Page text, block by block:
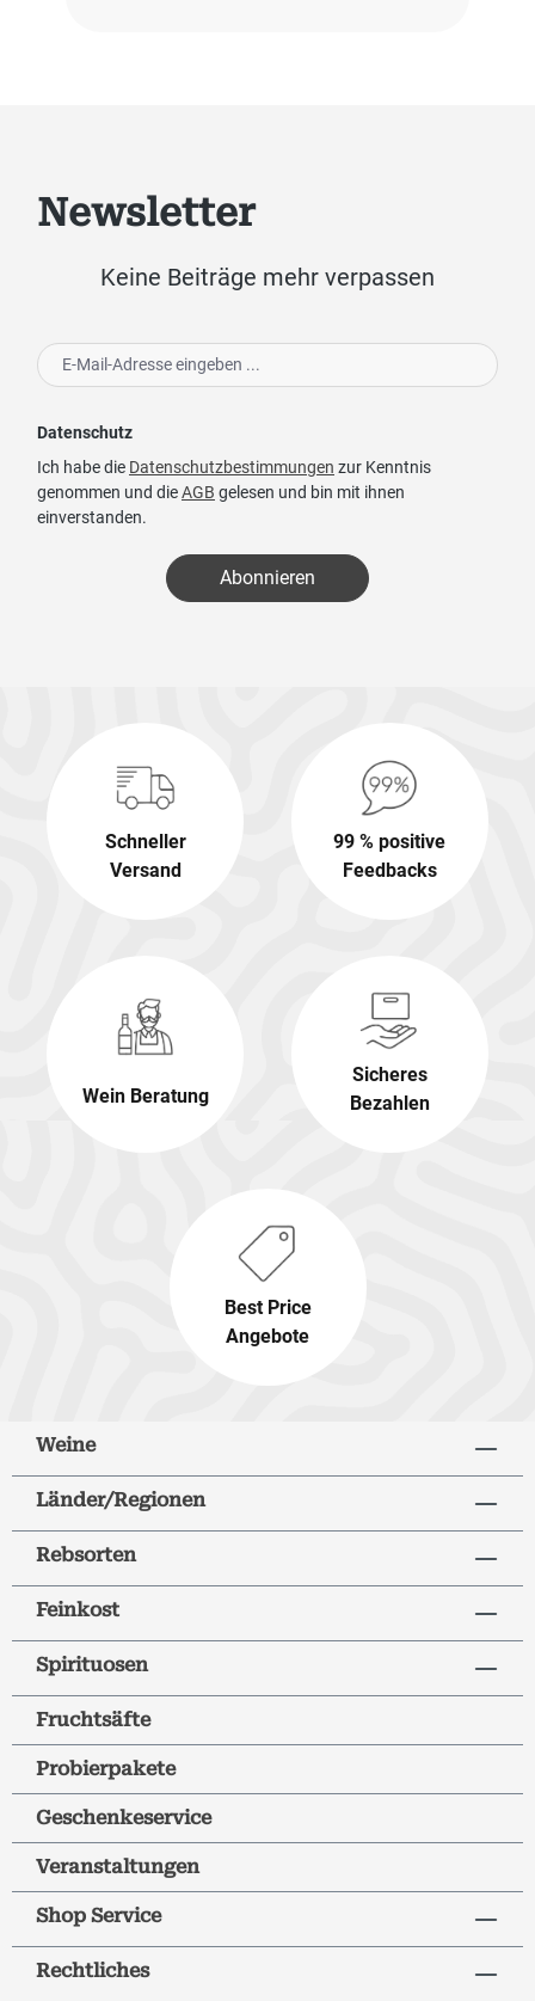
Newsletter
Keine Beiträge mehr verpassen
Datenschutz
Ich habe die Datenschutzbestimmungen zur Kenntnis
genommen und dieAGB gelesen und bin mit ihnen
einverstanden.
Abonnieren
Schneller
Versand
99 % positive
Feedbacks
Wein Beratung
Sicheres
Bezahlen
Best Price
Angebote
Weine
Länder/Regionen
Rebsorten
Feinkost
Spirituosen
Fruchtsäfte
Probierpakete
Geschenkeservice
Veranstaltungen
Shop Service
Rechtliches